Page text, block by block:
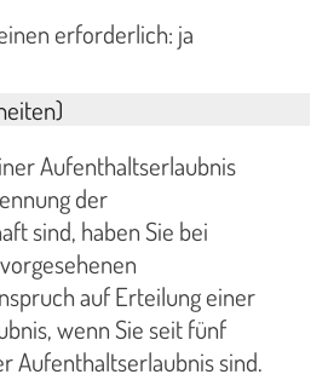
erforderlich: ja
Aufenthaltserlaubnis
der
sind, haben Sie bei
auf Erteilung einer
wenn Sie seit fünf
Aufenthaltserlaubnis sind.